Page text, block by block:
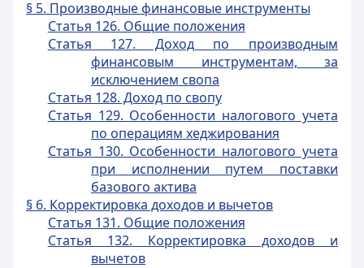
§ 5. Производные финансовые инструменты
Статья 126. Общие положения
Статья 127. Доход по производным
финансовым инструментам, за
исключением свопа
Статья 128. Доход по свопу
Статья 129. Особенности налогового учета
по операциям хеджирования
Статья 130. Особенности налогового учета
при исполнении путем поставки
базового актива
§ 6. Корректировка доходов и вычетов
Статья 131. Общие положения
Статья 132. Корректировка доходов и
вычетов